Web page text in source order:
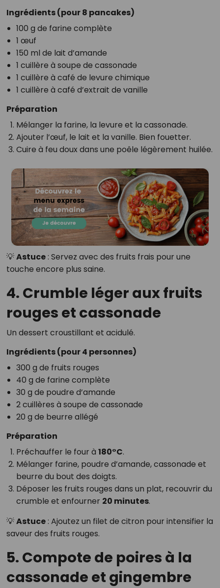
Ingrédients (pour 8 pancakes)
100 g de farine complète
1 œuf
150 ml de lait d’amande
1 cuillère à soupe de cassonade
1 cuillère à café de levure chimique
1 cuillère à café d’extrait de vanille
Préparation
Mélanger la farine, la levure et la cassonade.
Ajouter l’œuf, le lait et la vanille. Bien fouetter.
Cuire à feu doux dans une poêle légèrement huilée.
💡Astuce: Servez avec des fruits frais pour une
touche encore plus saine.
4. Crumble léger aux fruits
rouges et cassonade
Un dessert croustillant et acidulé.
Ingrédients (pour 4 personnes)
300 g de fruits rouges
40 g de farine complète
30 g de poudre d’amande
2 cuillères à soupe de cassonade
20 g de beurre allégé
Préparation
Préchauffer le four à 180°C.
Mélanger farine, poudre d’amande, cassonade et
beurre du bout des doigts.
Déposer les fruits rouges dans un plat, recouvrir du
crumble et enfourner 20 minutes.
💡Astuce: Ajoutez un filet de citron pour intensifier la
saveur des fruits rouges.
5. Compote de poires à la
cassonade et gingembre